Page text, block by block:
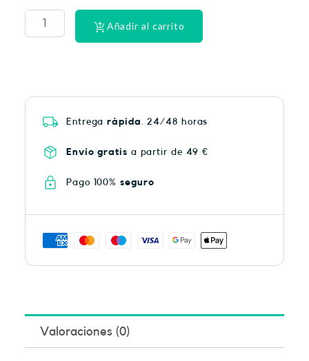
DENTAL
LACER
EX-
Añadir al carrito
Entregarápida . 24/48 horas
Envío gratis a partir de 49 €
Pago 100% seguro
Valoraciones (0)